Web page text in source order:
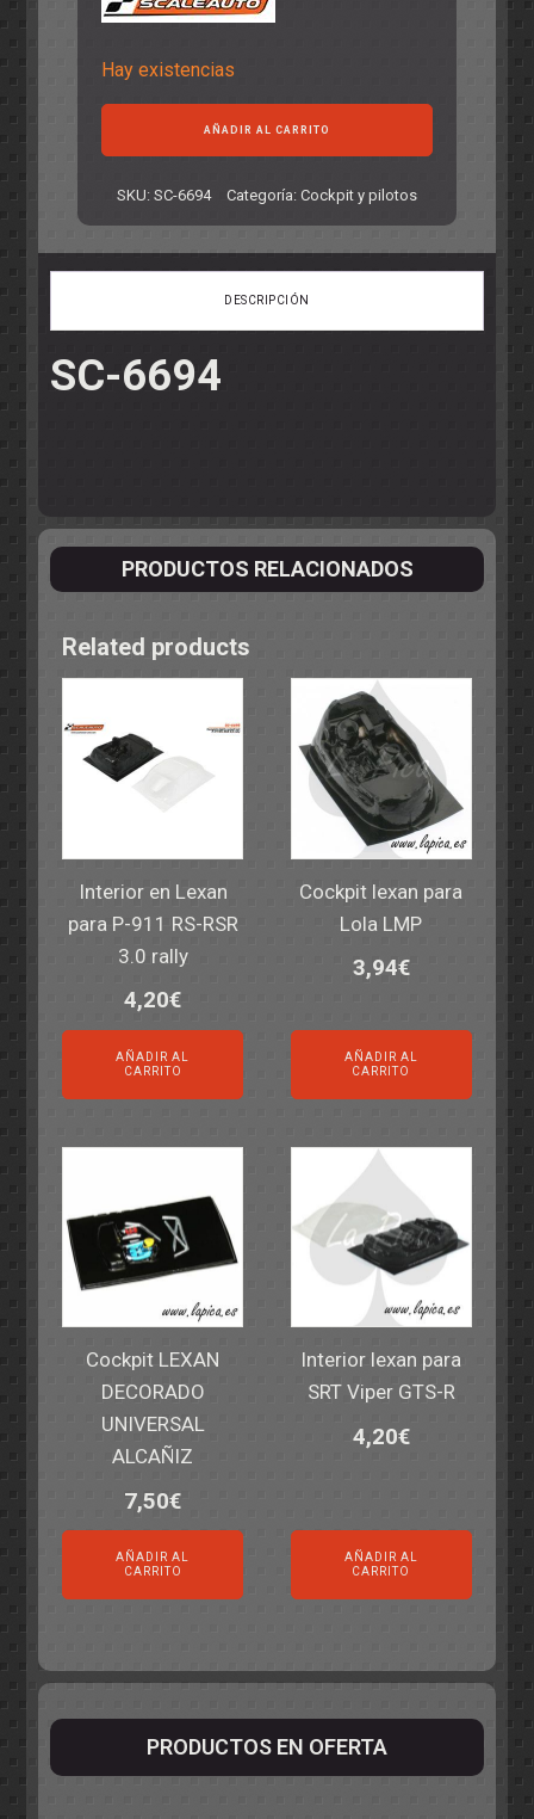
Hay existencias
para
cantidad
AÑADIR AL CARRITO
SKU: SC-6694 Categoría: Cockpit y pilotos
DESCRIPCIÓN
SC-6694
PRODUCTOS RELACIONADOS
Related products
Interior en Lexan
para P-911 RS-RSR
3.0 rally
4,20€
AÑADIR AL
CARRITO
Cockpit lexan para
Lola LMP
3,94€
AÑADIR AL
CARRITO
Cockpit LEXAN
DECORADO
UNIVERSAL
ALCAÑIZ
7,50€
AÑADIR AL
CARRITO
Interior lexan para
SRT Viper GTS-R
4,20€
AÑADIR AL
CARRITO
PRODUCTOS EN OFERTA